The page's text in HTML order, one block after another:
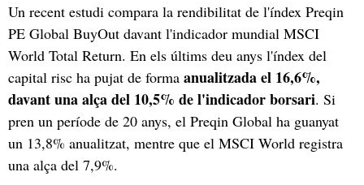
Un recent estudi compara la rendibilitat de l'índex Preqin
PE Global BuyOut davant l'indicador mundial MSCI
World Total Return. En els últims deu anys l'índex del
capital risc ha pujat de forma anualitzada el 16,6%,
davant una alça del 10,5% de l'indicador borsari. Si
pren un període de 20 anys, el Preqin Global ha guanyat
un 13,8% anualitzat, mentre que el MSCI World registra
una alça del 7,9%.